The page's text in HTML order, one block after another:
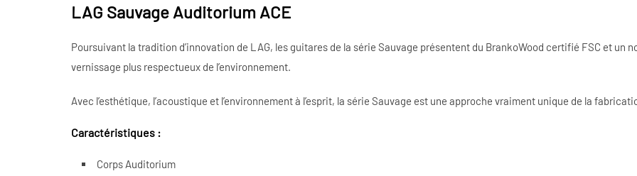
LAG Sauvage Auditorium ACE
Poursuivant la tradition d’innovation de LAG, les guitares de la série Sauvage présentent du BrankoWood certifié FSC et un
vernissage plus respectueux de l’environnement.
Avec l’esthétique, l’acoustique et l’environnement à l’esprit, la série Sauvage est une approche vraiment unique de la
Caractéristiques :
Corps Auditorium